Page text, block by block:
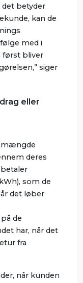
det betyder
kan de
med i
først bliver
siger
eller
mængde
deres
som de
det løber
de
har, når det
fra
når kunden